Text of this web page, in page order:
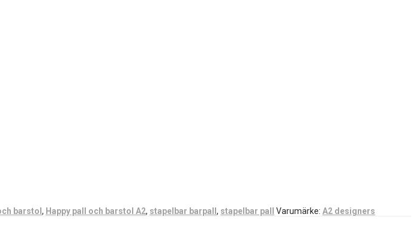
barstol , Happy pall och barstol A2, stapelbar barpall , stapelbar pall Varumärke: A2 designers